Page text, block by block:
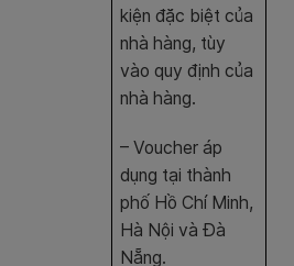
kiện đặc biệt của
nhà hàng, tùy
vào quy định của
nhà hàng.
– Voucher áp
dụng tại thành
phố Hồ Chí Minh,
Hà Nội và Đà
Nẵng.